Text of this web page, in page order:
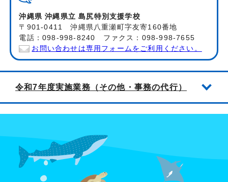
沖縄県 沖縄県立 島尻特別支援学校
〒901-0411 沖縄県八重瀬町字友寄160番地
電話：098-998-8240 ファクス：098-998-7655
お問い合わせは専用フォームをご利用ください。
令和7年度実施業務（その他・事務の代行）